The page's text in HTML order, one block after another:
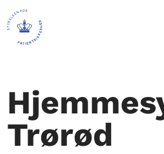
Trørød